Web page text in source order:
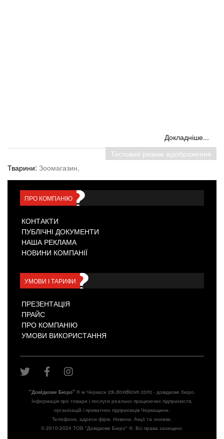
Докладніше...
Тестовий режим відображення
Тварини: Зоомагазин,
ПРО КОМПАНІЮ
КОНТАКТИ
ПУБЛІЧНІ ДОКУМЕНТИ
НАША РЕКЛАМА
НОВИНИ КОМПАНІЇ
УМОВИ І ТАРИФИ
ПРЕЗЕНТАЦІЯ
ПРАЙС
ПРО КОМПАНІЮ
УМОВИ ВИКОРИСТАННЯ
"Довiдкове Бюро"® м Черкаси (ck.dovidkove.com) - довідкове бюро.
Інформація про товари і послуги реально працюючих підприємств,
організацій і приватних підприємців Черкащини.
Телефони, адреси фірм. Новини. Акції та знижки.
© 2010-2024 ТОВ "Довідкове Бюро" ®. Всі права захищені.